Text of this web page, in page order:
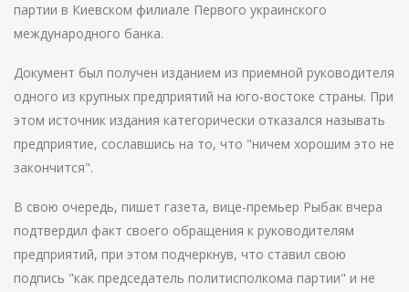
партии в Киевском филиале Первого украинского
международного банка.
Документ был получен изданием из приемной руководителя
одного из крупных предприятий на юго-востоке страны. При
этом источник издания категорически отказался называть
предприятие, сославшись на то, что "ничем хорошим это не
закончится".
В свою очередь, пишет газета, вице-премьер Рыбак вчера
подтвердил факт своего обращения к руководителям
предприятий, при этом подчеркнув, что ставил свою
подпись "как председатель политисполкома партии" и не